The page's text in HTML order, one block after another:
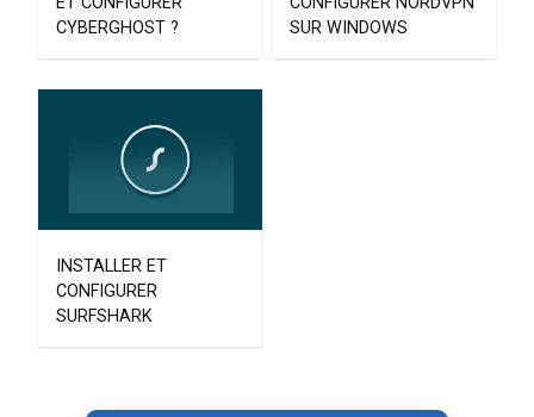
CYBERGHOST ?
SUR WINDOWS
INSTALLER ET
CONFIGURER
SURFSHARK